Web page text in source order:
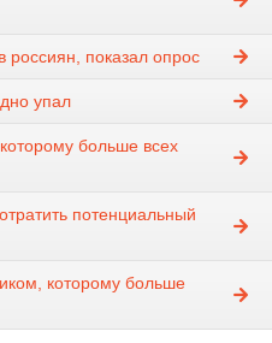
россиян, показал опрос
упал
больше всех
потенциальный
которому больше